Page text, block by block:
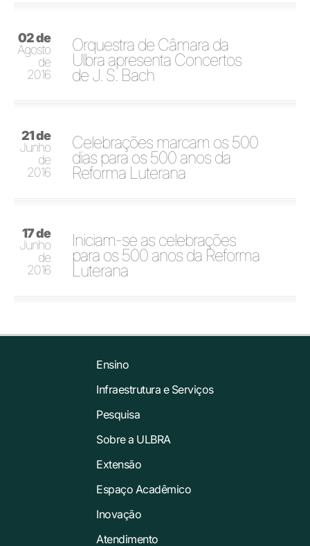
02 de
Agosto
de
2016
Orquestra de Câmara da
Ulbra apresenta Concertos
de J. S. Bach
21 de
Junho
de
2016
Celebrações marcam os 500
dias para os 500 anos da
Reforma Luterana
17 de
Junho
de
2016
Iniciam-se as celebrações
para os 500 anos da Reforma
Luterana
Ensino
Infraestrutura e Serviços
Pesquisa
Sobre a ULBRA
Extensão
Espaço Acadêmico
Inovação
Atendimento